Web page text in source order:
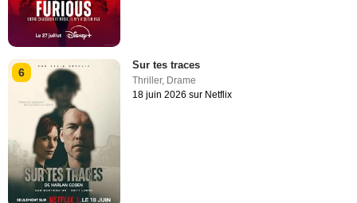
6
Sur tes traces
Thriller, Drame
18 juin 2026 sur Netflix